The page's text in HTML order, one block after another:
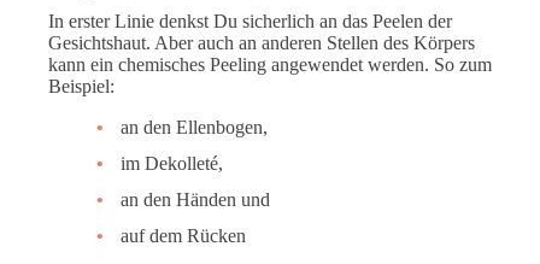
In erster Linie denkst Du sicherlich an das Peelen der
Gesichtshaut. Aber auch an anderen Stellen des Körpers
kann ein chemisches Peeling angewendet werden. So zum
Beispiel:
an den Ellenbogen,
im Dekolleté,
an den Händen und
auf dem Rücken